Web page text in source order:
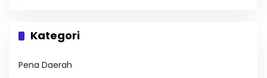
Kategori
Pena Daerah